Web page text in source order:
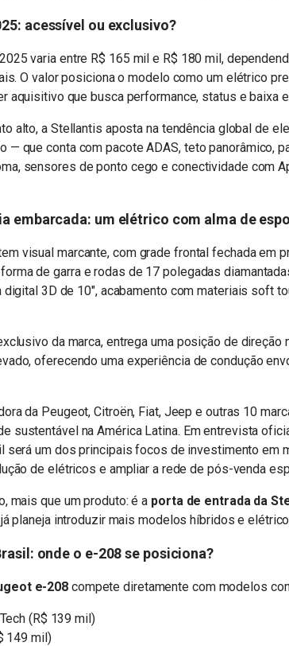
acessível ou exclusivo?
varia entre R$ 165 mil e R$ 180 mil,
O valor posiciona o modelo como um elétrico
aquisitivo que busca performance, status e baixa
alto, a Stellantis aposta na tendência global de
— que conta com pacote ADAS, teto panorâmico,
sensores de ponto cego e conectividade com
embarcada: um elétrico com alma de
visual marcante, com grade frontal fechada em
de garra e rodas de 17 polegadas
3D de 10″, acabamento com materiais soft
da marca, entrega uma posição de direção
oferecendo uma experiência de condução
da Peugeot, Citroën, Fiat, Jeep e outras 10
sustentável na América Latina. Em entrevista
será um dos principais focos de investimento em
de elétricos e ampliar a rede de pós-venda
mais que um produto: é a porta de entrada da
planeja introduzir mais modelos híbridos e
onde o e-208 se posiciona?
e-208 compete diretamente com modelos
(R$ 139 mil)
149 mil)